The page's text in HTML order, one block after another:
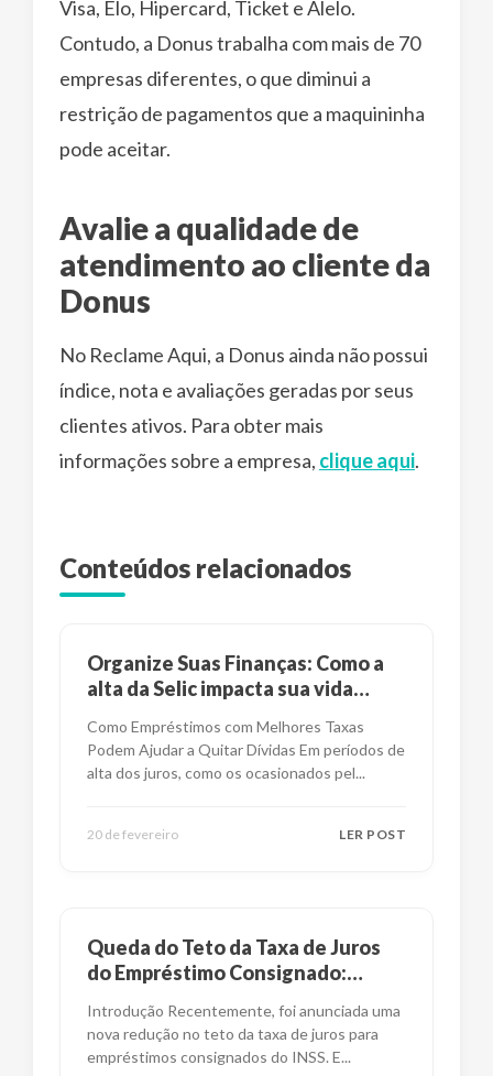
Visa, Elo, Hipercard, Ticket e Alelo.
Contudo, a Donus trabalha com mais de 70
empresas diferentes, o que diminui a
restrição de pagamentos que a maquininha
pode aceitar.
Avalie a qualidade de
atendimento ao cliente da
Donus
No Reclame Aqui, a Donus ainda não possui
índice, nota e avaliações geradas por seus
clientes ativos. Para obter mais
informações sobre a empresa, clique aqui.
Conteúdos relacionados
Organize Suas Finanças: Como a
alta da Selic impacta sua vida
Como Empréstimos com Melhores Taxas
Podem Ajudar a Quitar Dívidas Em períodos de
alta dos juros, como os ocasionados pel...
20 de fevereiro LER POST
Queda do Teto da Taxa de Juros
do Empréstimo Consignado:
Introdução Recentemente, foi anunciada uma
nova redução no teto da taxa de juros para
empréstimos consignados do INSS. E...